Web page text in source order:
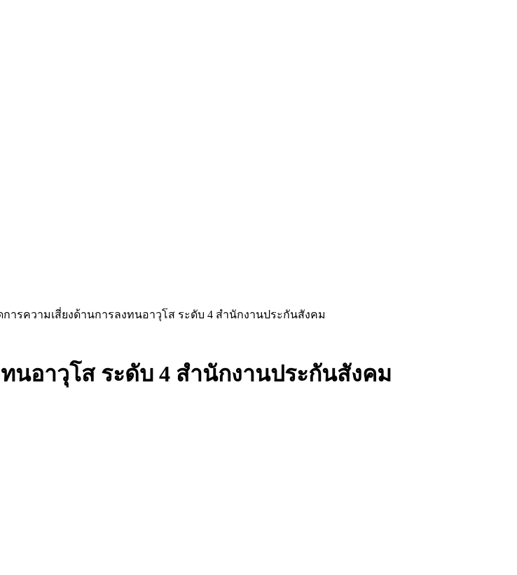
ารความเสี่ยงด้านการลงทนอาวุโส ระดับ 4 สำนักงานประกันสังคม
อาวุโส ระดับ 4 สำนักงานประกันสังคม